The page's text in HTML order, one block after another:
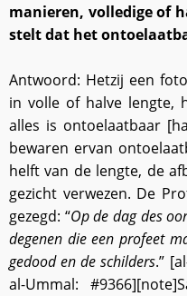
manieren, volledige of
stelt dat het
Antwoord: Hetzij een
in volle of halve lengte,
alles is ontoelaatbaar
bewaren ervan
helft van de lengte, de
gezicht verwezen. De
gezegd: “Op de dag des
degenen die een profeet
gedood en de schilders.”
al-Ummal: